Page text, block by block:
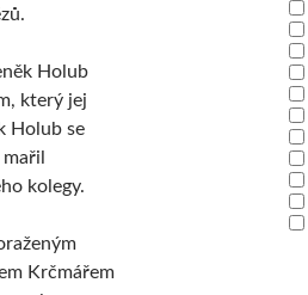
Holub
který jej
Holub se
kolegy.
Krčmářem